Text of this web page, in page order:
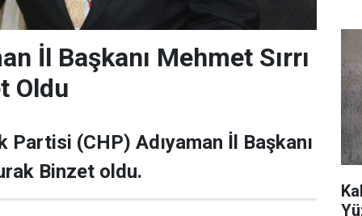
İl Başkanı Mehmet Sırrı
Oldu
Partisi (CHP) Adıyaman İl Başkanı
Binzet oldu.